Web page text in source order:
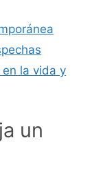
la vida y
un